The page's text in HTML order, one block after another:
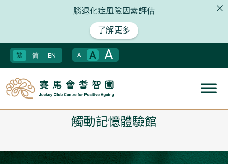
腦退化症風險因素評估
了解更多
繁 简 EN A A A
觸動記憶體驗館